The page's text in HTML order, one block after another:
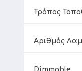
Τρόπος
Αριθμός